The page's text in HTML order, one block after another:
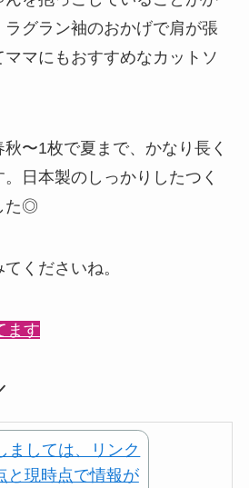
ラグラン袖のおかげで肩が張
マにもおすすめなカットソ
〜1枚で夏まで、かなり長く
日本製のしっかりしたつく
た◎
くださいね。
ます